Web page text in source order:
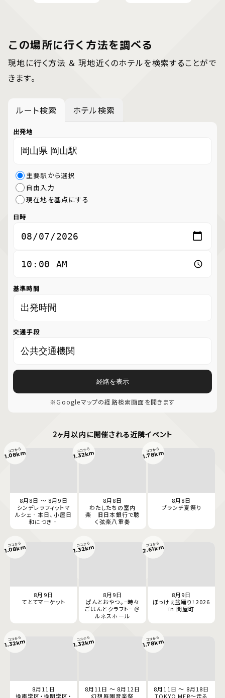
この場所に行く方法を調べる
現地に行く方法 ＆ 現地近くのホテルを検索することがで
きます。
ルート検索 ホテル検索
出発地
主要駅から選択
自由入力
現在地を基点にする
日時
基準時間
交通手段
経路を表示
※Googleマップの経路検索画面を開きます
2ヶ月以内に開催される近隣イベント
8月8日 ～ 8月9日
シンデレラフィットマ
ルシェ‐本日、小屋日
和につき‐
ココから
1.08km
8月8日
わたしたちの室内
楽 旧日本銀行で聴
く弦楽八重奏
ココから
1.32km
8月8日
ブランチ夏祭り
ココから
1.78km
8月9日
てとてマーケット
ココから
1.08km
8月9日
ぱんとおやつ。−時々
ごはんとクラフト− ＠
ルネスホール
ココから
1.32km
8月9日
ぼっけぇ盆踊り！2026
in 問屋町
ココから
2.61km
8月11日
操南学区・操明学区・
ココから
1.32km
8月11日 ～ 8月12日
幻想庭園音楽祭
ココから
1.32km
8月11日 ～ 8月18日
TOKYO MER～走る
ココから
1.78km